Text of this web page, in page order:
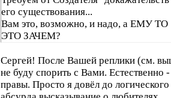
его существования...
Вам это, возможно, и надо, а ЕМУ ТО
ЭТО ЗАЧЕМ?
требовать?
Сергей! После Вашей реплики (см.
не буду спорить с Вами. Естественно
правы. Просто я довёл до логического